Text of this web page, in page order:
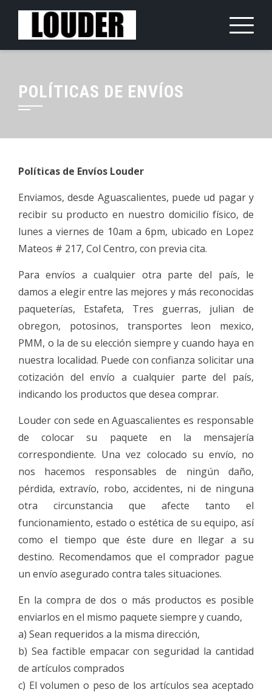
Saltar
contenido
POLÍTICAS DE ENVÍOS
Políticas de Envíos Louder
Enviamos, desde Aguascalientes, puede ud pagar y
recibir su producto en nuestro domicilio físico, de
lunes a viernes de 10am a 6pm, ubicado en Lopez
Mateos # 217, Col Centro, con previa cita.
Para envíos a cualquier otra parte del país, le
damos a elegir entre las mejores y más reconocidas
paqueterías, Estafeta, Tres guerras, julian de
obregon, potosinos, transportes leon mexico,
PMM, o la de su elección siempre y cuando haya en
nuestra localidad. Puede con confianza solicitar una
cotización del envío a cualquier parte del país,
indicando los productos que desea comprar.
Louder con sede en Aguascalientes es responsable
de colocar su paquete en la mensajería
correspondiente. Una vez colocado su envío, no
nos hacemos responsables de ningún daño,
pérdida, extravío, robo, accidentes, ni de ninguna
otra circunstancia que afecte tanto el
funcionamiento, estado o estética de su equipo, así
como el tiempo que éste dure en llegar a su
destino. Recomendamos que el comprador pague
un envío asegurado contra tales situaciones.
En la compra de dos o más productos es posible
enviarlos en el mismo paquete siempre y cuando,
a) Sean requeridos a la misma dirección,
b) Sea factible empacar con seguridad la cantidad
de artículos comprados
c) El volumen o peso de los artículos sea aceptado